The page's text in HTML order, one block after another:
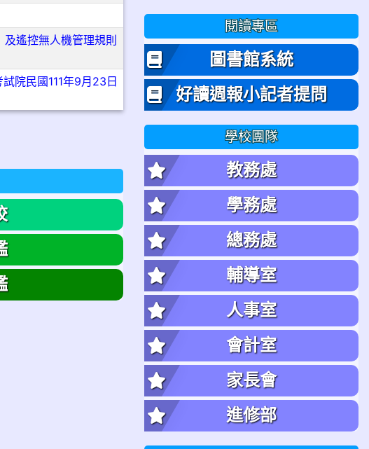
遙控無人機管理規則
院民國111年9月23日
閱讀專區
圖書館系統
好讀週報小記者提問
學校團隊
教務處
學務處
總務處
輔導室
人事室
會計室
家長會
進修部